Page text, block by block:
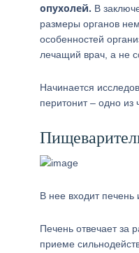
опухолей. В
размеры органов
особенностей
лечащий врач, а не
Начинается
перитонит – одно из
В нее входит
Печень отвечает за
приеме